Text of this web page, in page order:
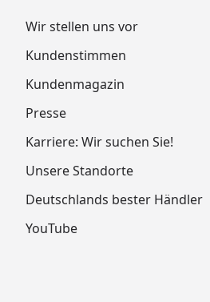
Wir stellen uns vor
Kundenstimmen
Kundenmagazin
Presse
Karriere: Wir suchen Sie!
Unsere Standorte
Deutschlands bester Händler
YouTube